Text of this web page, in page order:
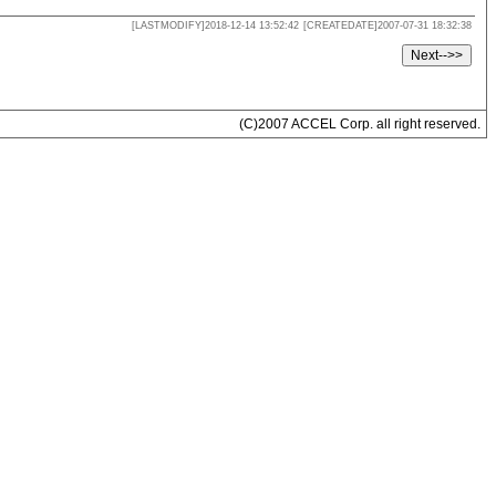
[LASTMODIFY]2018-12-14 13:52:42 [CREATEDATE]2007-07-31 18:32:38
(C)2007 ACCEL Corp. all right reserved.